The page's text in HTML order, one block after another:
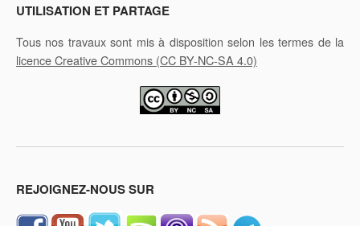
UTILISATION ET PARTAGE
Tous nos travaux sont mis à disposition selon les termes de la
licence Creative Commons (CC BY-NC-SA 4.0)
REJOIGNEZ-NOUS SUR